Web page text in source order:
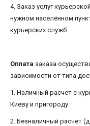
4. Заказ услуг
нужном населённом
курьерских служб.
Оплата заказа
зависимости от типа
1. Наличный расчет с
Киеву и пригороду.
2. Безналичный расчет